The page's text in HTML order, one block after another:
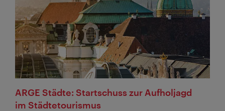
ARGE Städte: Startschuss zur Aufholjagd
im Städtetourismus